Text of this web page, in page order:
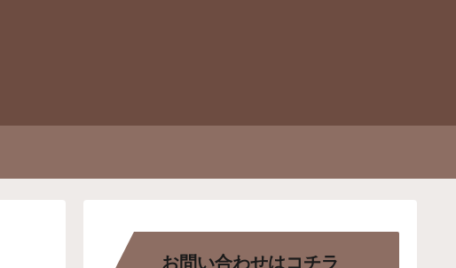
お問い合わせはコチラ